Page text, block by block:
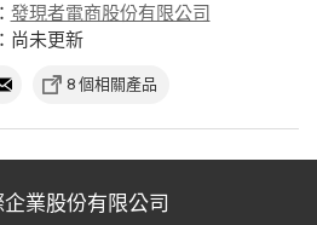
發現者電商股份有限公司
尚未更新
8 個相關產品
業股份有限公司